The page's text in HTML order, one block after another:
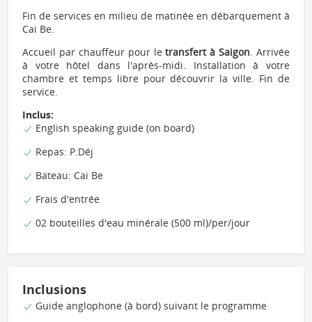
Fin de services en milieu de matinée en débarquement à
Cai Be.
Accueil par chauffeur pour letransfert à Saigon. Arrivée
à votre hôtel dans l'après-midi. Installation à votre
chambre et temps libre pour découvrir la ville. Fin de
service.
Inclus:
English speaking guide (on board)
Repas: P.Déj
Bateau: Cai Be
Frais d'entrée
02 bouteilles d'eau minérale (500 ml)/per/jour
Inclusions
Guide anglophone (à bord) suivant le programme